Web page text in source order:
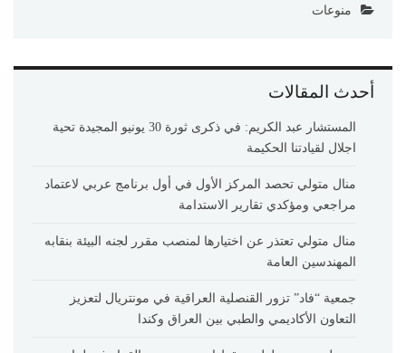
منوعات
أحدث المقالات
المستشار عبد الكريم: في ذكرى ثورة 30 يونيو المجيدة تحية
اجلال لقيادتنا الحكيمة
منال متولي تحصد المركز الأول في أول برنامج عربي لاعتماد
مراجعي ومؤكدي تقارير الاستدامة
منال متولي تعتذر عن اختيارها لمنصب مقرر لجنه البيئة بنقابه
المهندسين العامة
جمعية “فاد” تزور القنصلية العراقية في مونتريال لتعزيز
التعاون الأكاديمي والطبي بين العراق وكندا